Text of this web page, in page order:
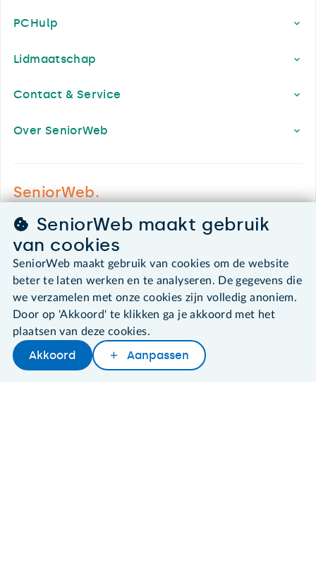
Later lezenDelenWoordenboek
PCHulp
Lidmaatschap
Contact & Service
Over SeniorWeb
SeniorWeb.
030 - 276 99 65
leden@seniorweb.nl
©2026 SeniorWeb
Algemene voorwaarden
Cookies en cookie-instellingen
SeniorWeb maakt gebruik
van cookies
SeniorWeb maakt gebruik van cookies om de website
beter te laten werken en te analyseren. De gegevens die
we verzamelen met onze cookies zijn volledig anoniem.
Door op 'Akkoord' te klikken ga je akkoord met het
plaatsen van deze cookies.
Akkoord Aanpassen